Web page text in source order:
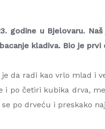
godine u Bjelovaru.
kladiva. Bio je
je da radi kao vrlo mlad i
i po četiri kubika drva,
po drveću i preskako